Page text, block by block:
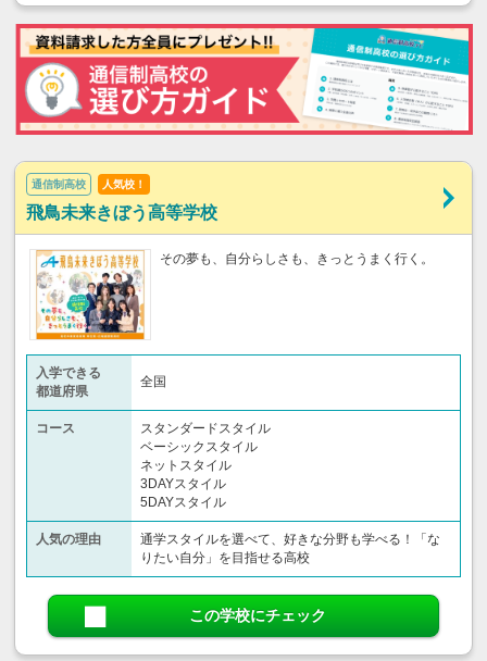
通信制高校 人気校！
飛鳥未来きぼう高等学校
その夢も、自分らしさも、きっとうまく行く。
入学できる
都道府県
全国
コース
スタンダードスタイル
ベーシックスタイル
ネットスタイル
3DAYスタイル
5DAYスタイル
人気の理由
通学スタイルを選べて、好きな分野も学べる！「な
りたい自分」を目指せる高校
この学校にチェック